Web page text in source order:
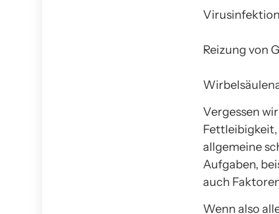
Reizung von
Vergessen
Fettleibigkeit,
allgemeine
Aufgaben,
auch
Wenn also